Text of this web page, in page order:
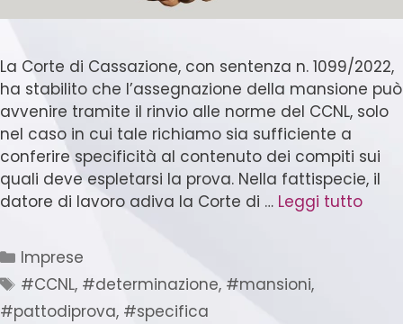
La Corte di Cassazione, con sentenza n. 1099/2022,
ha stabilito che l’assegnazione della mansione può
avvenire tramite il rinvio alle norme del CCNL, solo
nel caso in cui tale richiamo sia sufficiente a
conferire specificità al contenuto dei compiti sui
quali deve espletarsi la prova. Nella fattispecie, il
datore di lavoro adiva la Corte di … Leggi tutto
Imprese
#CCNL, #determinazione, #mansioni,
#pattodiprova, #specifica